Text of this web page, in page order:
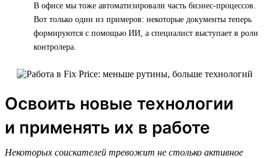
В офисе мы тоже автоматизировали часть бизнес-процессов.
Вот только один из примеров: некоторые документы теперь
формируются с помощью ИИ, а специалист выступает в роли
контролера.
Освоить новые технологии
и применять их в работе
Некоторых соискателей тревожит не столько активное